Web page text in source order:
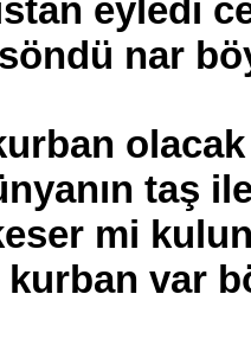
eyledi
nar
olacak
taş
mi kulun
var